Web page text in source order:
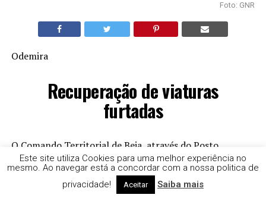
Foto: GNR
Odemira
Recuperação de viaturas
furtadas
O Comando Territorial de Beja, através do Posto
Territorial de Colos, no dia 18 de maio, recuperou, nas
imediações da localidade de Relíquias, um veículo
pesado de mercadorias que havia sido furtado na
Este site utiliza Cookies para uma melhor experiência no
mesmo. Ao navegar está a concordar com a nossa politica de
privacidade!
Aceitar Saiba mais